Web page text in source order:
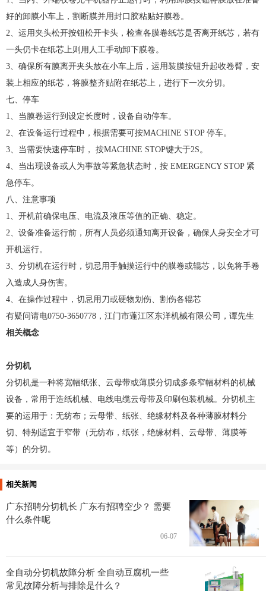
好的卸膜小车上，割断膜并用封口胶粘贴好膜卷。
2、运用夹头松开按钮松开卡头，检查各膜卷纸芯是否离开纸芯，若有
一头仍卡在纸芯上则用人工手动卸下膜卷。
3、确保所有膜离开夹头放在小车上后，运用装膜按钮升起收卷臂，安
装上相应的纸芯，将膜整齐贴附在纸芯上，进行下一次分切。
七、停车
1、当膜卷运行到设定长度时，设备自动停车。
2、在设备运行过程中，根据需要可按MACHINE STOP 停车。
3、当需要快速停车时， 按MACHINE STOP键大于2S。
4、当出现设备或人为事故等紧急状态时，按 EMERGENCY STOP 紧
急停车。
八、注意事项
1、开机前确保电压、电流及液压等值的正确、稳定。
2、设备准备运行前，所有人员必须通知离开设备，确保人身安全才可
开机运行。
3、分切机在运行时，切忌用手触摸运行中的膜卷或辊芯，以免将手卷
入造成人身伤害。
4、在操作过程中，切忌用刀或硬物划伤、割伤各辊芯
有疑问请电0750-3650778，江门市蓬江区东洋机械有限公司，谭先生
相关概念
分切机
分切机是一种将宽幅纸张、云母带或薄膜分切成多条窄幅材料的机械
设备，常用于造纸机械、电线电缆云母带及印刷包装机械。分切机主
要的运用于：无纺布；云母带、纸张、绝缘材料及各种薄膜材料分
切、特别适宜于窄带（无纺布，纸张，绝缘材料、云母带、薄膜等
等）的分切。
相关新闻
广东招聘分切机长 广东有招聘空少？ 需要
什么条件呢
06-07
全自动分切机故障分析 全自动豆腐机一些
常见故障分析与排除是什么？